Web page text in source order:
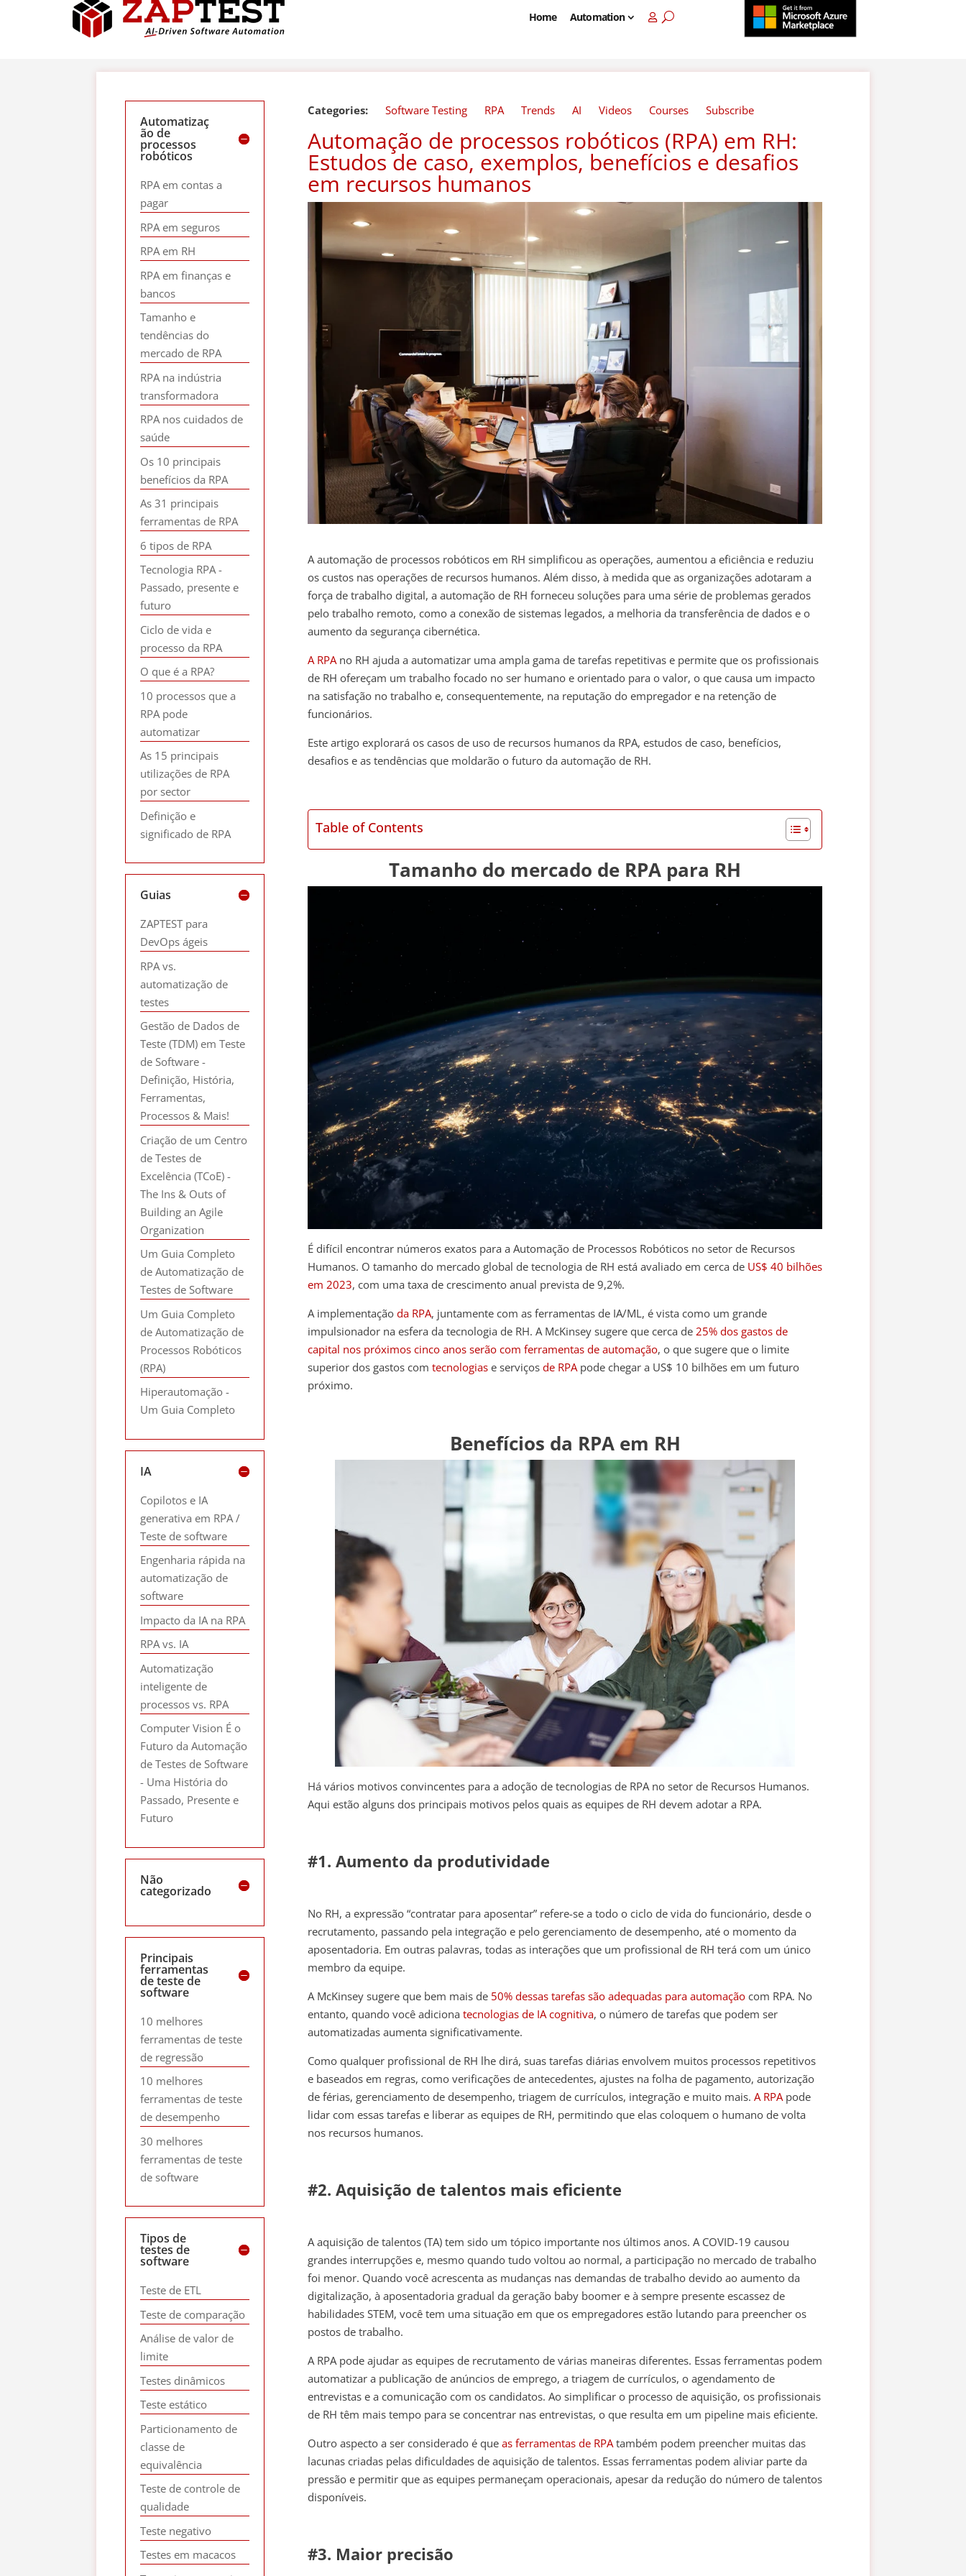
Home Automation
Categories: Software Testing RPA Trends AI Videos Courses Subscribe
Automação de processos robóticos (RPA) em RH:
Estudos de caso, exemplos, benefícios e desafios
em recursos humanos
A automação de processos robóticos em RH simplificou as operações, aumentou a eficiência e reduziu
os custos nas operações de recursos humanos. Além disso, à medida que as organizações adotaram a
força de trabalho digital, a automação de RH forneceu soluções para uma série de problemas gerados
pelo trabalho remoto, como a conexão de sistemas legados, a melhoria da transferência de dados e o
aumento da segurança cibernética.
A RPA no RH ajuda a automatizar uma ampla gama de tarefas repetitivas e permite que os profissionais
de RH ofereçam um trabalho focado no ser humano e orientado para o valor, o que causa um impacto
na satisfação no trabalho e, consequentemente, na reputação do empregador e na retenção de
funcionários.
Este artigo explorará os casos de uso de recursos humanos da RPA, estudos de caso, benefícios,
desafios e as tendências que moldarão o futuro da automação de RH.
Table of Contents
Tamanho do mercado de RPA para RH
É difícil encontrar números exatos para a Automação de Processos Robóticos no setor de Recursos
Humanos. O tamanho do mercado global de tecnologia de RH está avaliado em cerca de US$ 40 bilhões
em 2023, com uma taxa de crescimento anual prevista de 9,2%.
A implementaçãoda RPA, juntamente com as ferramentas de IA/ML, é vista como um grande
impulsionador na esfera da tecnologia de RH. A McKinsey sugere que cerca de 25% dos gastos de
capital nos próximos cinco anos serão com ferramentas de automação, o que sugere que o limite
superior dos gastos comtecnologias e serviçosde RPA pode chegar a US$ 10 bilhões em um futuro
próximo.
Benefícios da RPA em RH
Há vários motivos convincentes para a adoção de tecnologias de RPA no setor de Recursos Humanos.
Aqui estão alguns dos principais motivos pelos quais as equipes de RH devem adotar a RPA.
#1. Aumento da produtividade
No RH, a expressão “contratar para aposentar” refere-se a todo o ciclo de vida do funcionário, desde o
recrutamento, passando pela integração e pelo gerenciamento de desempenho, até o momento da
aposentadoria. Em outras palavras, todas as interações que um profissional de RH terá com um único
membro da equipe.
A McKinsey sugere que bem mais de 50% dessas tarefas são adequadas para automação com RPA. No
entanto, quando você adicionatecnologias de IA cognitiva, o número de tarefas que podem ser
automatizadas aumenta significativamente.
Como qualquer profissional de RH lhe dirá, suas tarefas diárias envolvem muitos processos repetitivos
e baseados em regras, como verificações de antecedentes, ajustes na folha de pagamento, autorização
de férias, gerenciamento de desempenho, triagem de currículos, integração e muito mais.A RPA pode
lidar com essas tarefas e liberar as equipes de RH, permitindo que elas coloquem o humano de volta
nos recursos humanos.
#2. Aquisição de talentos mais eficiente
A aquisição de talentos (TA) tem sido um tópico importante nos últimos anos. A COVID-19 causou
grandes interrupções e, mesmo quando tudo voltou ao normal, a participação no mercado de trabalho
foi menor. Quando você acrescenta as mudanças nas demandas de trabalho devido ao aumento da
digitalização, à aposentadoria gradual da geração baby boomer e à sempre presente escassez de
habilidades STEM, você tem uma situação em que os empregadores estão lutando para preencher os
postos de trabalho.
A RPA pode ajudar as equipes de recrutamento de várias maneiras diferentes. Essas ferramentas podem
automatizar a publicação de anúncios de emprego, a triagem de currículos, o agendamento de
entrevistas e a comunicação com os candidatos. Ao simplificar o processo de aquisição, os profissionais
de RH têm mais tempo para se concentrar nas entrevistas, o que resulta em um pipeline mais eficiente.
Outro aspecto a ser considerado é queas ferramentas de RPA também podem preencher muitas das
lacunas criadas pelas dificuldades de aquisição de talentos. Essas ferramentas podem aliviar parte da
pressão e permitir que as equipes permaneçam operacionais, apesar da redução do número de talentos
disponíveis.
#3. Maior precisão
Automatizaç
ão de
processos
robóticos
RPA em contas a
pagar
RPA em seguros
RPA em RH
RPA em finanças e
bancos
Tamanho e
tendências do
mercado de RPA
RPA na indústria
transformadora
RPA nos cuidados de
saúde
Os 10 principais
benefícios da RPA
As 31 principais
ferramentas de RPA
6 tipos de RPA
Tecnologia RPA -
Passado, presente e
futuro
Ciclo de vida e
processo da RPA
O que é a RPA?
10 processos que a
RPA pode
automatizar
As 15 principais
utilizações de RPA
por sector
Definição e
significado de RPA
Guias
ZAPTEST para
DevOps ágeis
RPA vs.
automatização de
testes
Gestão de Dados de
Teste (TDM) em Teste
de Software -
Definição, História,
Ferramentas,
Processos & Mais!
Criação de um Centro
de Testes de
Excelência (TCoE) -
The Ins & Outs of
Building an Agile
Organization
Um Guia Completo
de Automatização de
Testes de Software
Um Guia Completo
de Automatização de
Processos Robóticos
(RPA)
Hiperautomação -
Um Guia Completo
IA
Copilotos e IA
generativa em RPA /
Teste de software
Engenharia rápida na
automatização de
software
Impacto da IA na RPA
RPA vs. IA
Automatização
inteligente de
processos vs. RPA
Computer Vision É o
Futuro da Automação
de Testes de Software
- Uma História do
Passado, Presente e
Futuro
Não
categorizado
Principais
ferramentas
de teste de
software
10 melhores
ferramentas de teste
de regressão
10 melhores
ferramentas de teste
de desempenho
30 melhores
ferramentas de teste
de software
Tipos de
testes de
software
Teste de ETL
Teste de comparação
Análise de valor de
limite
Testes dinâmicos
Teste estático
Particionamento de
classe de
equivalência
Teste de controle de
qualidade
Teste negativo
Testes em macacos